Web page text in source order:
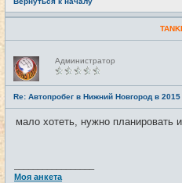
Н
е
в
с
е
т
и
Администратор
Re: Автопробег в Нижний Новгород в 2015
мало хотеть, нужно планировать
Моя анкета